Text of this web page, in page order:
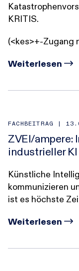
KRITIS.
(<kes>+-Zugang
Weiterlesen
FACHBEITRAG |
ZVEI/ampere:
industrieller
Künstliche
kommunizieren
ist es höchste
Weiterlesen